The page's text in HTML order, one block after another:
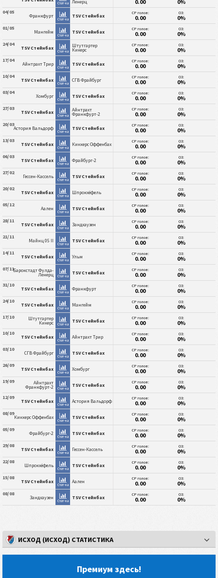
Стат-ка Ленерц 0.00 0%
04/05
Франкфурт Стат-ка TSV Стейнбах СР голов:
0.00
ОЗ:
0%
01/05
Мангейм Стат-ка TSV Стейнбах СР голов:
0.00
ОЗ:
0%
24/04
TSV Стейнбах Стат-ка
Штутгартер
Кикерс
СР голов:
0.00
ОЗ:
0%
17/04
Айнтрахт Трир Стат-ка TSV Стейнбах СР голов:
0.00
ОЗ:
0%
10/04
TSV Стейнбах Стат-ка СГВ Фрайбург СР голов:
0.00
ОЗ:
0%
03/04
Хомбург Стат-ка TSV Стейнбах СР голов:
0.00
ОЗ:
0%
27/03
TSV Стейнбах Стат-ка
Айнтрахт
Франкфурт-2
СР голов:
0.00
ОЗ:
0%
20/03
Астория Вальдорф Стат-ка TSV Стейнбах СР голов:
0.00
ОЗ:
0%
13/03
TSV Стейнбах Стат-ка Киккерс Оффенбах СР голов:
0.00
ОЗ:
0%
06/03
TSV Стейнбах Стат-ка Фрайбург-2 СР голов:
0.00
ОЗ:
0%
27/02
Гессен-Кассель Стат-ка TSV Стейнбах СР голов:
0.00
ОЗ:
0%
20/02
TSV Стейнбах Стат-ка Шпрокхёфель СР голов:
0.00
ОЗ:
0%
05/12
Аален Стат-ка TSV Стейнбах СР голов:
0.00
ОЗ:
0%
28/11
TSV Стейнбах Стат-ка Зандхаузен СР голов:
0.00
ОЗ:
0%
21/11
Майнц 05 II Стат-ка TSV Стейнбах СР голов:
0.00
ОЗ:
0%
14/11
TSV Стейнбах Стат-ка Ульм СР голов:
0.00
ОЗ:
0%
07/11Барокстадт Фулда-
Ленерц Стат-ка TSV Стейнбах СР голов:
0.00
ОЗ:
0%
31/10
TSV Стейнбах Стат-ка Франкфурт СР голов:
0.00
ОЗ:
0%
24/10
TSV Стейнбах Стат-ка Мангейм СР голов:
0.00
ОЗ:
0%
17/10 Штутгартер
Кикерс Стат-ка TSV Стейнбах СР голов:
0.00
ОЗ:
0%
10/10
TSV Стейнбах Стат-ка Айнтрахт Трир СР голов:
0.00
ОЗ:
0%
03/10
СГВ Фрайбург Стат-ка TSV Стейнбах СР голов:
0.00
ОЗ:
0%
26/09
TSV Стейнбах Стат-ка Хомбург СР голов:
0.00
ОЗ:
0%
19/09 Айнтрахт
Франкфурт-2 Стат-ка TSV Стейнбах СР голов:
0.00
ОЗ:
0%
12/09
TSV Стейнбах Стат-ка Астория Вальдорф СР голов:
0.00
ОЗ:
0%
08/09
Киккерс Оффенбах Стат-ка TSV Стейнбах СР голов:
0.00
ОЗ:
0%
05/09
Фрайбург-2 Стат-ка TSV Стейнбах СР голов:
0.00
ОЗ:
0%
29/08
TSV Стейнбах Стат-ка Гессен-Кассель СР голов:
0.00
ОЗ:
0%
22/08
Шпрокхёфель Стат-ка TSV Стейнбах СР голов:
0.00
ОЗ:
0%
15/08
TSV Стейнбах Стат-ка Аален СР голов:
0.00
ОЗ:
0%
08/08
Зандхаузен Стат-ка TSV Стейнбах СР голов:
0.00
ОЗ:
0%
ИСХОД (ИСХОД) СТАТИСТИКА
Премиум здесь!